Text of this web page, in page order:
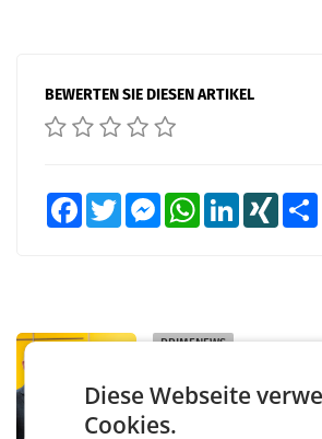
BEWERTEN SIE DIESEN ARTIKEL
FacebookTwitter MessengerWhatsAppLinkedInXING
PRIMENEWS
Österreichische
ersten Halbjahr trotz
Briefgeschäft
WIEN Die
Diese Webseite
Cookies.